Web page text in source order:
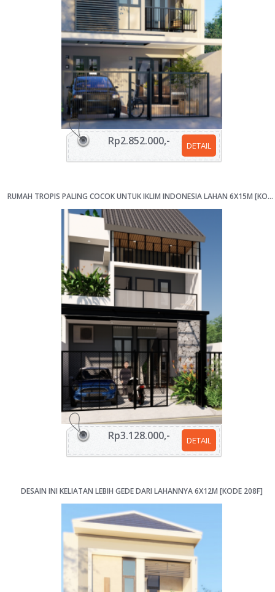
DETAIL
Rp2.852.000,-
RUMAH TROPIS PALING COCOK UNTUK IKLIM INDONESIA LAHAN 6X15M [KODE 102Z]
DETAIL
Rp3.128.000,-
DESAIN INI KELIATAN LEBIH GEDE DARI LAHANNYA 6X12M [KODE 208F]